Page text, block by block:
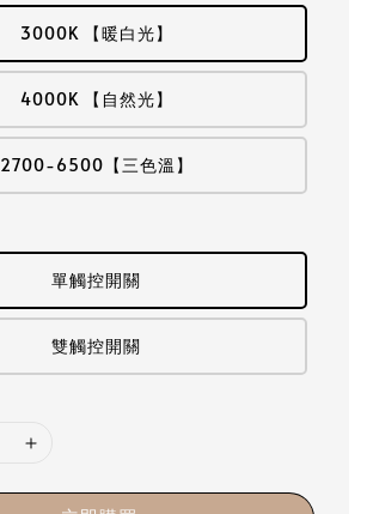
3000K 【暖白光】
4000K 【自然光】
2700-6500【三色溫】
單觸控開關
雙觸控開關